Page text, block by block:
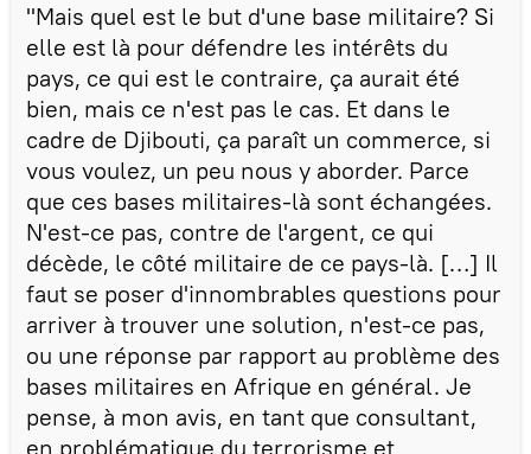
"Mais quel est le but d'une base militaire? Si
elle est là pour défendre les intérêts du
pays, ce qui est le contraire, ça aurait été
bien, mais ce n'est pas le cas. Et dans le
cadre de Djibouti, ça paraît un commerce, si
vous voulez, un peu nous y aborder. Parce
que ces bases militaires-là sont échangées.
N'est-ce pas, contre de l'argent, ce qui
décède, le côté militaire de ce pays-là. […] Il
faut se poser d'innombrables questions pour
arriver à trouver une solution, n'est-ce pas,
ou une réponse par rapport au problème des
bases militaires en Afrique en général. Je
pense, à mon avis, en tant que consultant,
en problématique du terrorisme et